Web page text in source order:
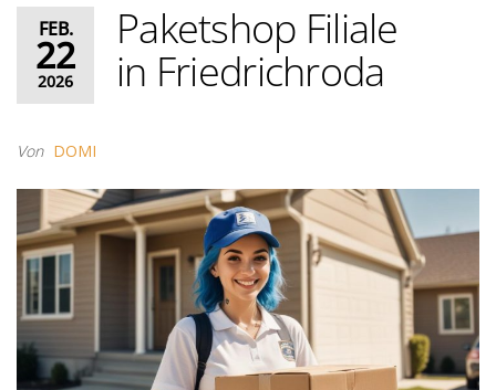
FEB.
22
2026
Paketshop Filiale
in Friedrichroda
Von DOMI